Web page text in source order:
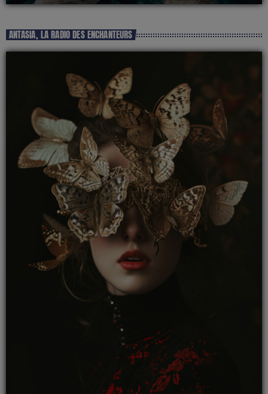
ANTASIA, LA RADIO DES ENCHANTEURS